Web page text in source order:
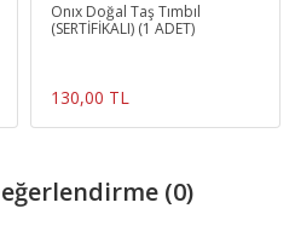
Onıx Doğal Taş Tımbıl
(SERTİFİKALI) (1 ADET)
130,00 TL
(0)